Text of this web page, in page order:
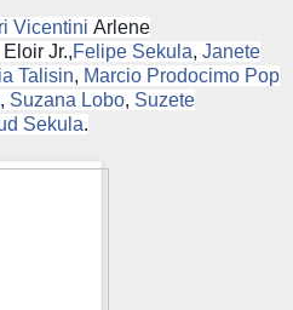
Vicentini Arlene
Eloir Jr.,Felipe Sekula, Janete
Talisin, Marcio Prodocimo Pop
, Suzana Lobo, Suzete
Sekula.